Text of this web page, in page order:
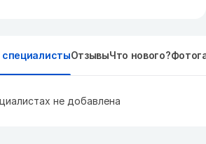
специалистыОтзывыЧто нового?
не добавлена